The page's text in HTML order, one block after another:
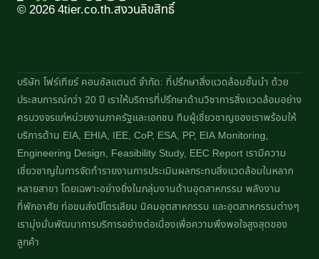
© 2026 4tier.co.th.สงวนลิขสิทธิ์
บริษัท โฟร์เทียร์ คอนซัลแตนต์ จำกัด: ที่ปรึกษาสิ่งแวดล้อมชั้นนำ ด้วย
ประสบการณ์กว่า 20 ปี เราให้บริการที่ปรึกษาด้านวิชาการสิ่งแวดล้อมอย่าง
ครบวงจรแก่หน่วยงานภาครัฐและเอกชน ทีมผู้เชี่ยวชาญของเราพร้อมให้
บริการด้าน EIA, EHIA, IEE, CoP, ESA, PP, EIA Monitoring,
Engineering Design, Feasibility Study, EEC Report เรามีความ
เชี่ยวชาญในการจัดทำรายงานการประเมินผลกระทบสิ่งแวดล้อมในหลาก
หลายสาขา โดยเฉพาะอย่างยิ่งในกลุ่มงานด้านอุตสาหกรรม พลังงาน
ที่พักอาศัย ท่อขนส่งปิโตรเลียม นิคมอุตสาหกรรม และอุตสาหกรรมต่างๆ
เรามุ่งมั่นพัฒนาการบริการอย่างต่อเนื่องเพื่อความพึงพอใจสูงสุดของ
ลูกค้า